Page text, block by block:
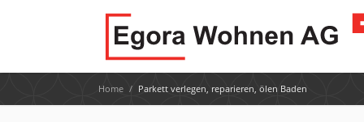
Home / Parkett verlegen, reparieren, ölen Baden